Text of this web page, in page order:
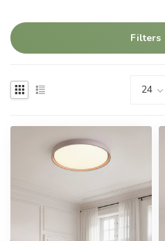
Filters